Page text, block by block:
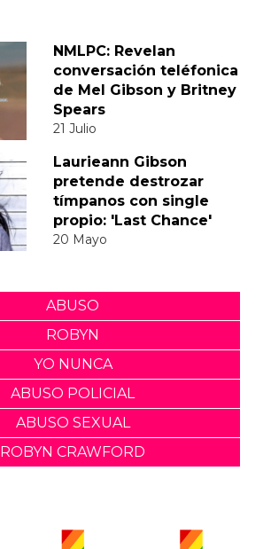
NMLPC: Revelan
conversación teléfonica
de Mel Gibson y Britney
Spears
21 Julio
Laurieann Gibson
pretende destrozar
tímpanos con single
propio: 'Last Chance'
20 Mayo
ABUSO
ROBYN
YO NUNCA
ABUSO POLICIAL
ABUSO SEXUAL
ROBYN CRAWFORD